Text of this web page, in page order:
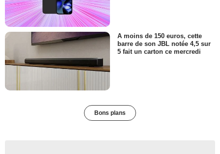
A moins de 150 euros, cette
barre de son JBL notée 4,5 sur
5 fait un carton ce mercredi
Bons plans